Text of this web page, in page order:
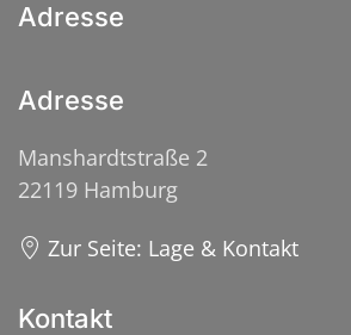
Adresse
Adresse
Manshardtstraße 2
22119 Hamburg
Zur Seite: Lage & Kontakt
Kontakt